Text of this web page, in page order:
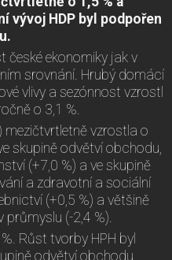
vývoj HDP byl podpořen
české ekonomiky jak v
srovnání. Hrubý domácí
vlivy a sezónnost vzrostl
o 3,1 %.
mezičtvrtletně vzrostla o
skupině odvětví obchodu,
(+7,0 %) a ve skupině
a zdravotní a sociální
(+0,5 %) a většině
(-2,4 %).
Růst tvorby HPH byl
odvětví obchodu,